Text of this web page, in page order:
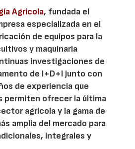
Agrícola, fundada el
especializada en el
de equipos para la
y maquinaria
investigaciones de
de I+D+I junto con
de experiencia que
permiten ofrecer la última
agrícola y la gama de
amplia del mercado para
integrales y